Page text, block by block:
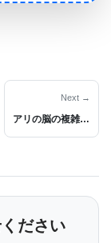
は、
インである
構築し、侵
する働きを持
ルにおい
Next →
アリの脳の複雑さをシングルセル技術を用いて細胞レベルで解明
ださい